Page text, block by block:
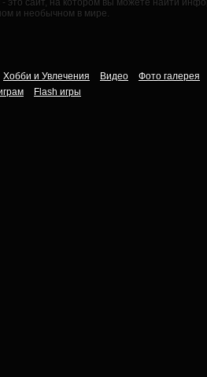
это сайт, на котором вы можете найти
и необычном в мире.
Хобби и Увлечения Видео
Фото галерея
Flash игры